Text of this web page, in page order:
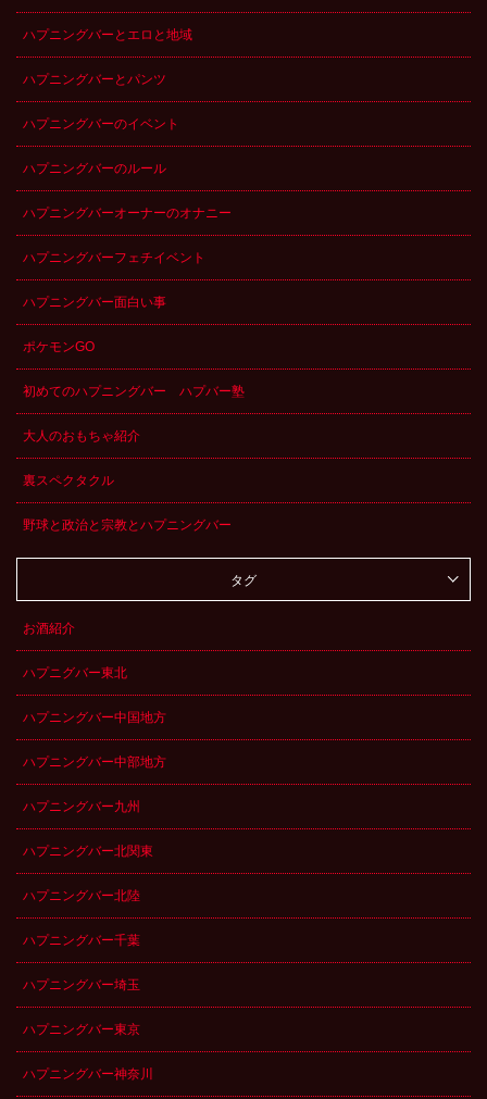
ハプニングバーとエロと地域
ハプニングバーとパンツ
ハプニングバーのイベント
ハプニングバーのルール
ハプニングバーオーナーのオナニー
ハプニングバーフェチイベント
ハプニングバー面白い事
ポケモンGO
初めてのハプニングバー ハプバー塾
大人のおもちゃ紹介
裏スペクタクル
野球と政治と宗教とハプニングバー
タグ
お酒紹介
ハプニグバー東北
ハプニングバー中国地方
ハプニングバー中部地方
ハプニングバー九州
ハプニングバー北関東
ハプニングバー北陸
ハプニングバー千葉
ハプニングバー埼玉
ハプニングバー東京
ハプニングバー神奈川